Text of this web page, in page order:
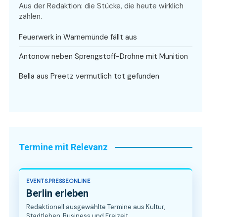
Aus der Redaktion: die Stücke, die heute wirklich
zählen.
Feuerwerk in Warnemünde fällt aus
Antonow neben Sprengstoff-Drohne mit Munition
Bella aus Preetz vermutlich tot gefunden
Termine mit Relevanz
EVENTS.PRESSE.ONLINE
Berlin erleben
Redaktionell ausgewählte Termine aus Kultur,